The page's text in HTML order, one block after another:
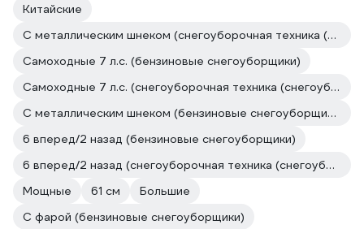
Китайские
С металлическим шнеком (снегоуборочная техника (снегоуборщики))
Самоходные 7 л.с. (бензиновые снегоуборщики)
Самоходные 7 л.с. (снегоуборочная техника (снегоуборщики))
С металлическим шнеком (бензиновые снегоуборщики)
6 вперед/2 назад (бензиновые снегоуборщики)
6 вперед/2 назад (снегоуборочная техника (снегоуборщики))
Мощные
61 см
Большие
С фарой (бензиновые снегоуборщики)